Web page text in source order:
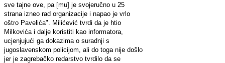
sve tajne ove, pa [mu] je svojeručno u 25
strana izneo rad organizacije i napao je vrlo
oštro Pavelića". Milićević tvrdi da je htio
Milkovića i dalje koristiti kao informatora,
ucjenjujući ga dokazima o suradnji s
jugoslavenskom policijom, ali do toga nije došlo
jer je zagrebačko redarstvo tvrdilo da se